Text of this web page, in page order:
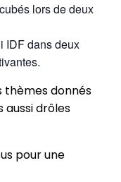
lors de deux
IDF dans deux
thèmes donnés
aussi drôles
pour une